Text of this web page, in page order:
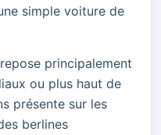
simple voiture de
principalement
ou plus haut de
présente sur les
berlines